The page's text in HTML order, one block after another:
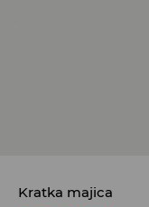
Kratka majica